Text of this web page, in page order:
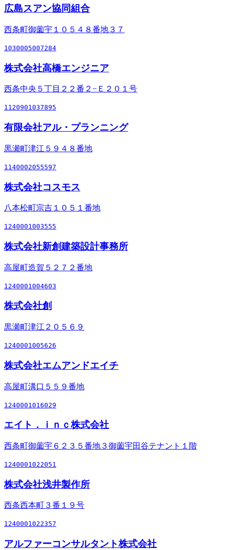
広島スアン協同組合
西条町御薗宇１０５４８番地３７
1030005007284
株式会社高橋エンジニア
西条中央５丁目２２番２−Ｅ２０１号
1120901037895
有限会社アル・プランニング
黒瀬町津江５９４８番地
1140002055597
株式会社コスモス
八本松町宗吉１０５１番地
1240001003555
株式会社新創建築設計事務所
高屋町造賀５２７２番地
1240001004603
株式会社創
黒瀬町津江２０５６９
1240001005626
株式会社エムアンドエイチ
高屋町溝口５５９番地
1240001016029
エイト．ｉｎｃ株式会社
西条町御薗宇６２３５番地３御薗宇田谷テナント１階
1240001022051
株式会社浅井製作所
西条西本町３番１９号
1240001022357
アルファーコンサルタント株式会社